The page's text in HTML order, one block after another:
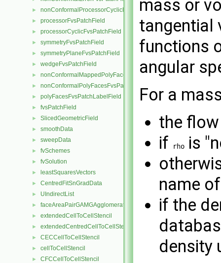
► nonConformalProcessorCyclicFvsPatchField
► processorFvsPatchField
► processorCyclicFvsPatchField
► symmetryFvsPatchField
► symmetryPlaneFvsPatchField
► wedgeFvsPatchField
► nonConformalMappedPolyFacesFvsPatchLabelField
► nonConformalPolyFacesFvsPatchLabelField
► polyFacesFvsPatchLabelField
► fvsPatchField
► SlicedGeometricField
► smoothData
► sweepData
► fvSchemes
► fvSolution
► leastSquaresVectors
► CentredFitSnGradData
► UIndirectList
► faceAreaPairGAMGAgglomeration
► extendedCellToCellStencil
► extendedCentredCellToCellStencil
► CECCellToCellStencil
► cellToCellStencil
► CFCCellToCellStencil
mass or
tangential
functions
angular
For a
the
if
rho
is
name
if the
density